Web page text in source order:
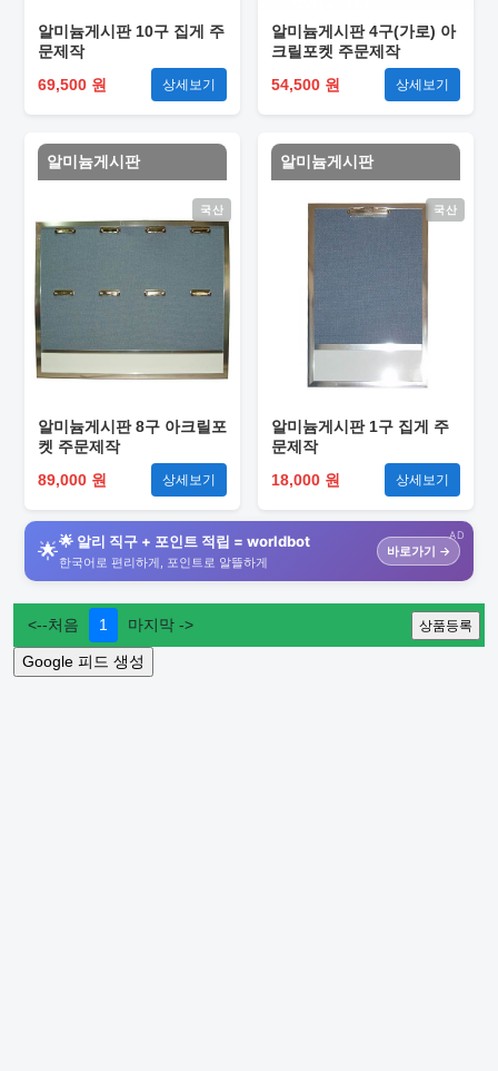
알미늄게시판 10구 집게 주
문제작
69,500 원
상세보기
알미늄게시판 4구(가로) 아
크릴포켓 주문제작
54,500 원
상세보기
알미늄게시판
국산
알미늄게시판 8구 아크릴포
켓 주문제작
89,000 원
상세보기
알미늄게시판
국산
알미늄게시판 1구 집게 주
문제작
18,000 원
상세보기
AD
🌟🌟 알리 직구 + 포인트 적립 = worldbot
한국어로 편리하게, 포인트로 알뜰하게
바로가기 →